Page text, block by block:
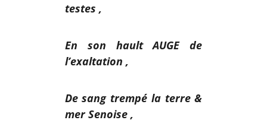
testes ,
En son hault AUGE de
l’exaltation ,
De sang trempé la terre &
mer Senoise ,